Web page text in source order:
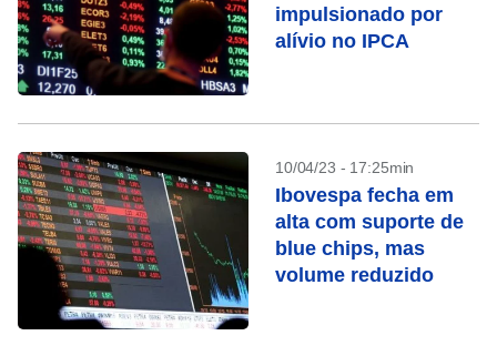
impulsionado por
alívio no IPCA
10/04/23 - 17:25min
Ibovespa fecha em
alta com suporte de
blue chips, mas
volume reduzido